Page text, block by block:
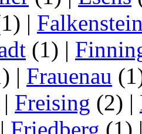
|
(1) |
| Frauenau
| Freising (2) |
| Friedberg (1)